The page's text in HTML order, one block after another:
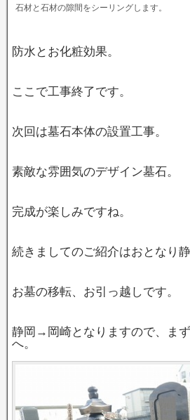
石材と石材の隙間をシーリングします。
防水とお化粧効果。
ここで工事終了です。
次回は墓石本体の設置工事。
素敵な雰囲気のデザイン墓石。
完成が楽しみですね。
続きましてのご紹介はおとなり
お墓の移転、お引っ越しです。
静岡→岡崎となりますので、ま
へ。